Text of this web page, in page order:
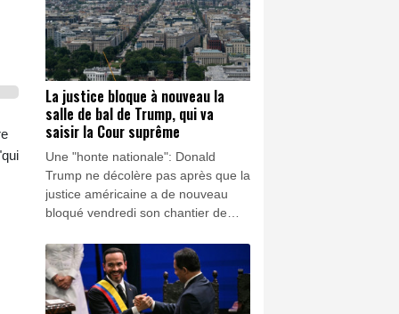
La justice bloque à nouveau la
salle de bal de Trump, qui va
saisir la Cour suprême
Une "honte nationale": Donald
Trump ne décolère pas après que la
justice américaine a de nouveau
bloqué vendredi son chantier de
Maison Blanche, affirmant par
ailleurs vouloir contester cette
décision devant la Cour suprême.